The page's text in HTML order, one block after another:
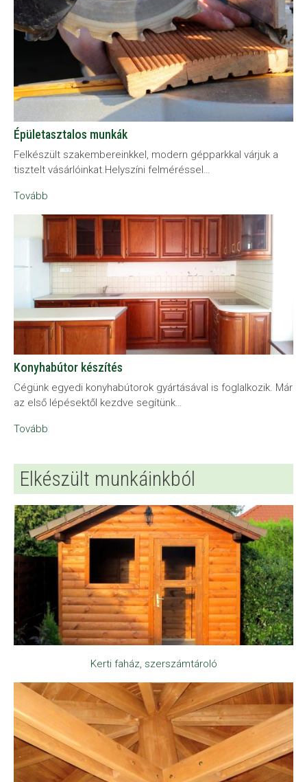
Épületasztalos munkák
Felkészült szakembereinkkel, modern gépparkkal várjuk a
tisztelt vásárlóinkat.Helyszíni felméréssel…
Tovább
Konyhabútor készítés
Cégünk egyedi konyhabútorok gyártásával is foglalkozik. Már
az első lépésektől kezdve segítünk…
Tovább
Elkészült munkáinkból
Kerti faház, szerszámtároló